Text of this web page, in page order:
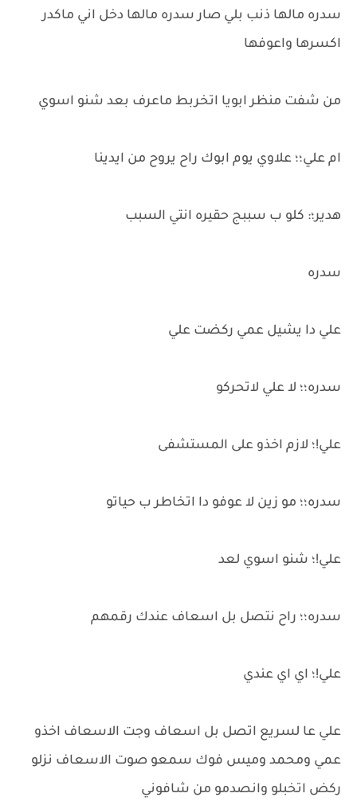
سدره مالها ذنب بلي صار سدره مالها دخل اني ماكدر
اكسرها واعوفها
من شفت منظر ابويا اتخربط ماعرف بعد شنو اسوي
ام علي؛؛ علاوي يوم ابوك راح يروح من ايدينا
هدير؛: كلو ب سببج حقيره انتي السبب
سدره
علي دا يشيل عمي ركضت علي
سدره؛؛ لا علي لاتحركو
علي!؛ لازم اخذو على المستشفى
سدره؛؛ مو زين لا عوفو دا اتخاطر ب حياتو
علي!؛ شنو اسوي لعد
سدره؛؛ راح نتصل بل اسعاف عندك رقمهم
علي!؛ اي اي عندي
علي عا لسريع اتصل بل اسعاف وجت الاسعاف اخذو
عمي ومحمد وميس فوك سمعو صوت الاسعاف نزلو
ركض اتخبلو وانصدمو من شافوني